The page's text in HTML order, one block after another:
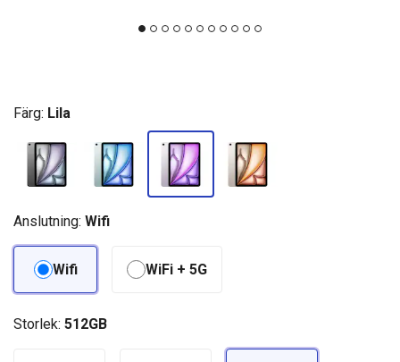
Färg: Lila
Anslutning: Wifi
Wifi WiFi + 5G
Storlek: 512GB